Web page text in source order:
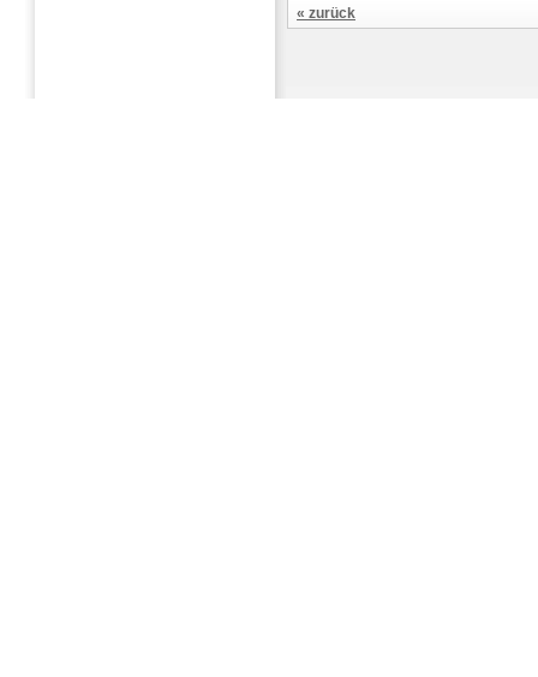
« zurück